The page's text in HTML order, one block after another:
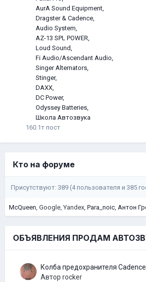
AurA Sound Equipment
Dragster & Cadence
Audio System
AZ-13 SPL POWER
Loud Sound
Fi Audio/Ascendant Audio
Singer Alternators
Stinger
DAXX
DC Power
Odyssey Batteries
Школа Автозвука
160.1т пост
Кто на форуме
Присутствуют: 389 (4 пользователя и 385
McQueen Google Yandex Para_noic Антон
ОБЪЯВЛЕНИЯ ПРОДАМ
Колба предохранителя Cadence
Автор rocker